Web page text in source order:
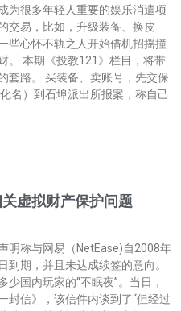
为很多年轻人重要的娱乐消遣项
交易，比如，升级装备、换皮
些心怀不轨之人开始借机招摇撞
。 本期《投教121》栏目，将带
套路。 买装备、卖账号，先交保
名）到石埠派出所报案，称自己
虚拟财产保护问题
明称与网易（NetEase)自2008年
期，并且未达成续签的意向。
国内玩家的“不眠夜”。当日，
封信》，该信件内谈到了“但经过